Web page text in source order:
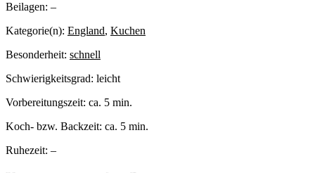
Beilagen: –
Kategorie(n): England, Kuchen
Besonderheit: schnell
Schwierigkeitsgrad: leicht
Vorbereitungszeit: ca. 5 min.
Koch- bzw. Backzeit: ca. 5 min.
Ruhezeit: –